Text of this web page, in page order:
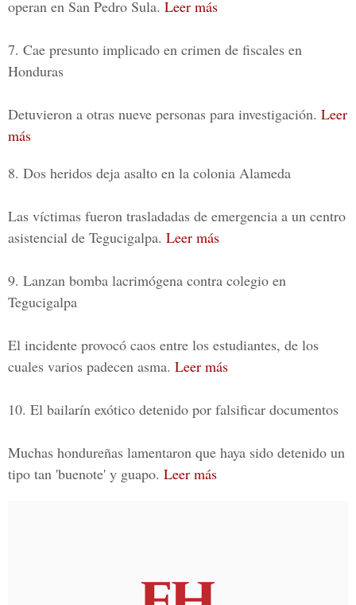
operan en San Pedro Sula. Leer más
7. Cae presunto implicado en crimen de fiscales en
Honduras
Detuvieron a otras nueve personas para investigación. Leer
más
8. Dos heridos deja asalto en la colonia Alameda
Las víctimas fueron trasladadas de emergencia a un centro
asistencial de Tegucigalpa. Leer más
9. Lanzan bomba lacrimógena contra colegio en
Tegucigalpa
El incidente provocó caos entre los estudiantes, de los
cuales varios padecen asma. Leer más
10. El bailarín exótico detenido por falsificar documentos
Muchas hondureñas lamentaron que haya sido detenido un
tipo tan 'buenote' y guapo. Leer más